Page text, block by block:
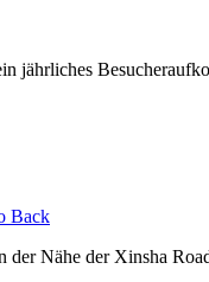
jährliches
Back
Nähe der Xinsha